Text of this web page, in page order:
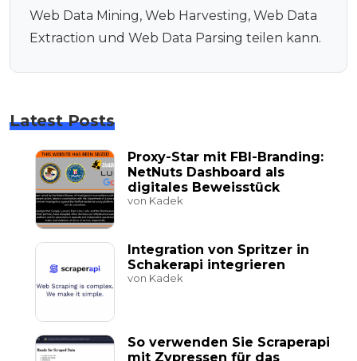
Web Data Mining, Web Harvesting, Web Data
Extraction und Web Data Parsing teilen kann.
Latest Posts
Proxy-Star mit FBI-Branding:
NetNuts Dashboard als
digitales Beweisstück
von Kadek
Integration von Spritzer in
Schakerapi integrieren
von Kadek
So verwenden Sie Scraperapi
mit Zypressen für das